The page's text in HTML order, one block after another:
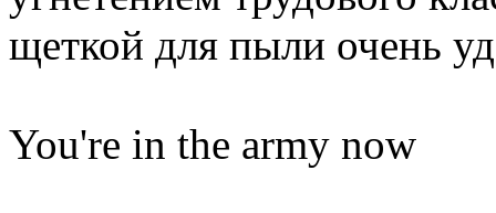
щеткой для пыли очень
You're in the army now